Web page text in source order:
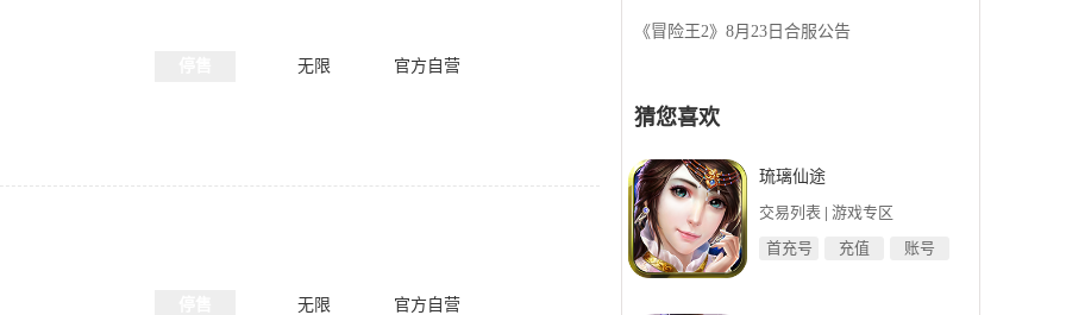
无限 官方自营
无限 官方自营
《冒险王2》8月23日合服公告
猜您喜欢
琉璃仙途
交易列表 | 游戏专区
首充号
充值 账号